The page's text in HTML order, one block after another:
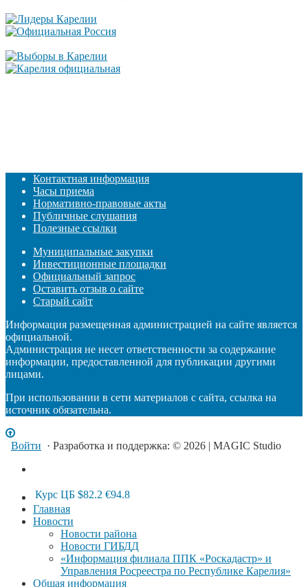
Контактная информация
Часы приема
Нормативно-правовые акты
Публичные слушания
Полезные ссылки
Муниципальные закупки
Инвестиционные площадки
Официальный запрос
Оставить отзыв о сайте
Старый сайт
Информация размещенная администрацией на сайте является
официальной.
Администрация не несет ответственности за содержание
информации, предоставленной для публикации другими
лицами.
При использовании в сети материалов с сайта, ссылка на
источник обязательна.
Войти · Разработка и поддержка: © 2026 | MAGIC Studio
Курс ЦБ $82.2 €94.8
Главная
Новости
Новости района
Новости ГИБДД
«Информация филиала ППК «Роскадастр» и
Управления Росреестра по Республике Карелия»
Общая информация